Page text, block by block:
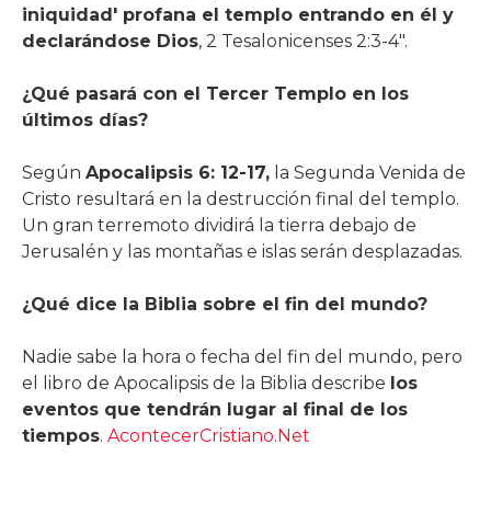
iniquidad' profana el templo entrando en él y
declarándose Dios, 2 Tesalonicenses 2:3-4".
¿Qué pasará con el Tercer Templo en los
últimos días?
Según Apocalipsis 6: 12-17, la Segunda Venida de
Cristo resultará en la destrucción final del templo.
Un gran terremoto dividirá la tierra debajo de
Jerusalén y las montañas e islas serán desplazadas.
¿Qué dice la Biblia sobre el fin del mundo?
Nadie sabe la hora o fecha del fin del mundo, pero
el libro de Apocalipsis de la Biblia describe los
eventos que tendrán lugar al final de los
tiempos. AcontecerCristiano.Net